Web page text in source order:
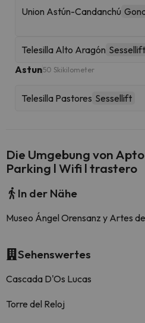
Union Astún-Candanchú
Telesilla Alto Aragón Sessellift
Astun50 Skikilometer
Telesilla Pastores Sessellift
Die Umgebung von
Parking l Wifi l trastero
In der Nähe
Museo Ángel Orensanz y Artes
Sehenswertes
Cascada D'Os Lucas
Torre del Reloj